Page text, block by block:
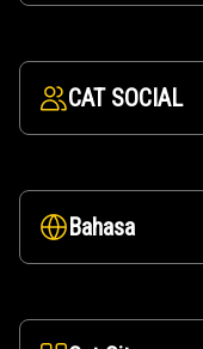
CAT SOCIAL
Bahasa